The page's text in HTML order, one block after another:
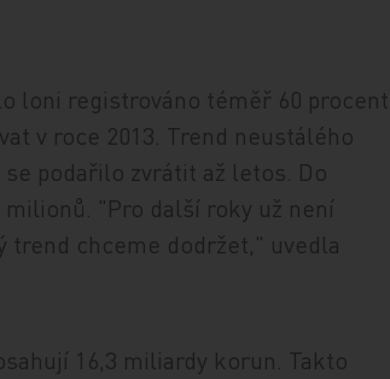
loni registrováno téměř 60 procent
v roce 2013. Trend neustálého
podařilo zvrátit až letos. Do
"Pro další roky už není
trend chceme dodržet," uvedla
16,3 miliardy korun. Takto